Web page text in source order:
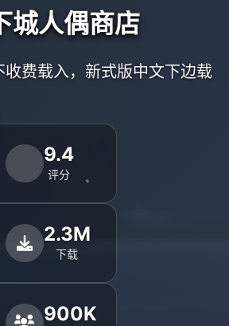
城人偶商店
费载入，新式版中文下边载
9.4
评分
2.3M
下载
900K